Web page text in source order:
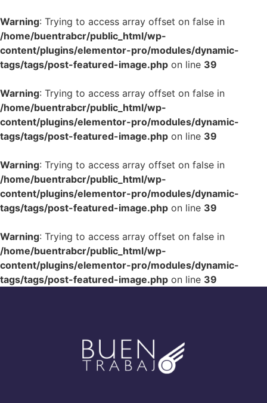
Warning: Trying to access array offset on false in
/home/buentrabcr/public_html/wp-
content/plugins/elementor-pro/modules/dynamic-
tags/tags/post-featured-image.php on line 39
Warning: Trying to access array offset on false in
/home/buentrabcr/public_html/wp-
content/plugins/elementor-pro/modules/dynamic-
tags/tags/post-featured-image.php on line 39
Warning: Trying to access array offset on false in
/home/buentrabcr/public_html/wp-
content/plugins/elementor-pro/modules/dynamic-
tags/tags/post-featured-image.php on line 39
Warning: Trying to access array offset on false in
/home/buentrabcr/public_html/wp-
content/plugins/elementor-pro/modules/dynamic-
tags/tags/post-featured-image.php on line 39